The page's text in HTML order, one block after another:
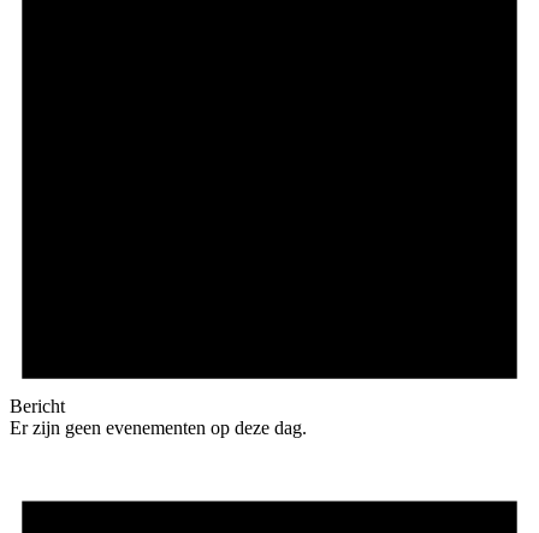
Bericht
Er zijn geen evenementen op deze dag.